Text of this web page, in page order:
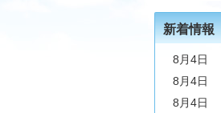
新着情報
8月4日
8月4日
8月4日